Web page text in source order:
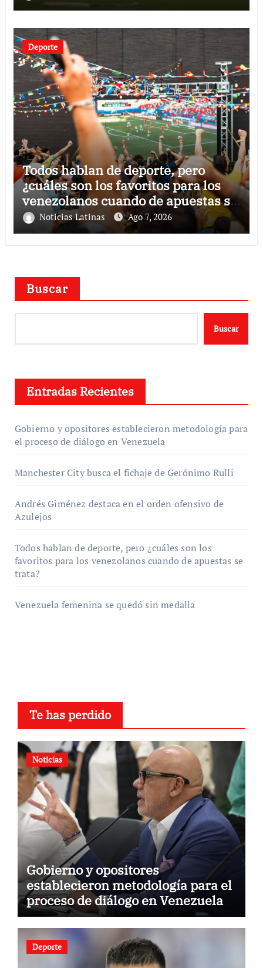
Deporte
Todos hablan de deporte, pero
¿cuáles son los favoritos para los
venezolanos cuando de apuestas se
trata?Noticias Latinas Ago 7, 2026
Buscar
Buscar
Entradas Recientes
Gobierno y opositores establecieron metodología para
el proceso de diálogo en Venezuela
Manchester City busca el fichaje de Gerónimo Rulli
Andrés Giménez destaca en el orden ofensivo de
Azulejos
Todos hablan de deporte, pero ¿cuáles son los
favoritos para los venezolanos cuando de apuestas se
trata?
Venezuela femenina se quedó sin medalla
Te has perdido
Noticias
Gobierno y opositores
establecieron metodología para el
proceso de diálogo en Venezuela
Deporte